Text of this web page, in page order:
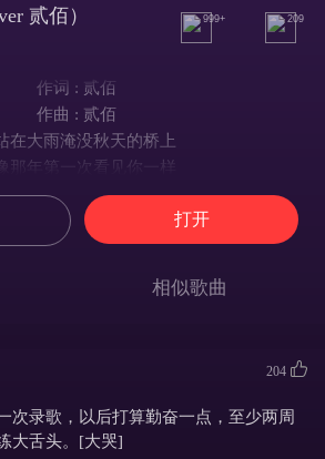
贰佰） 999+ 209
作词 : 贰佰
作曲 : 贰佰
在大雨淹没秋天的桥上
那年第一次看见你一样
是扇颠沛流离的大门
的我们注定孤独一生
一天一天就这样过去
那些慢慢变的陌生的朋友
的时候我都没有留你
一起度过余生是你的权利
打开
相似歌曲
204
次录歌，以后打算勤奋一点，至少两周
大舌头。[大哭]